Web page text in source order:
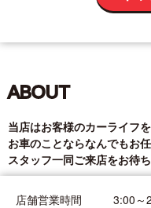
ABOUT
当店はお客様のカーライフ
お車のことならなんでもお任
スタッフ一同ご来店をお待
店舗営業時間 3:00～